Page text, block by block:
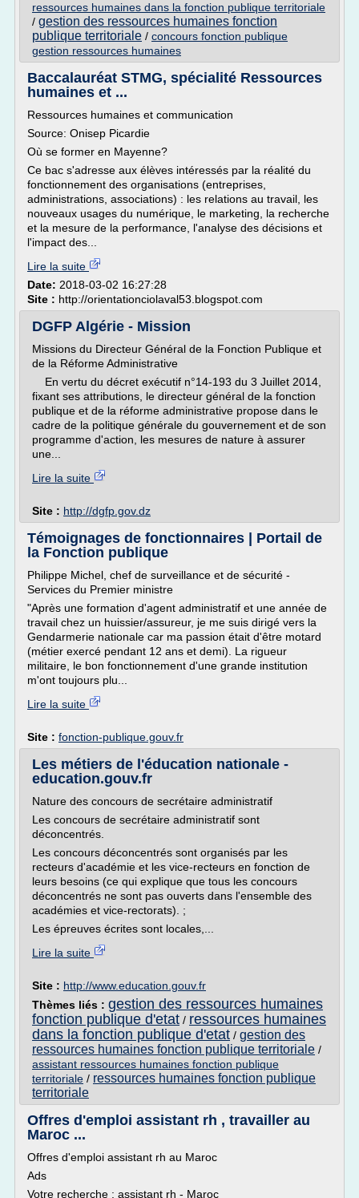
ressources humaines dans la fonction publique territoriale
/ gestion des ressources humaines fonction
publique territoriale / concours fonction publique
gestion ressources humaines
Baccalauréat STMG, spécialité Ressources
humaines et ...
Ressources humaines et communication
Source: Onisep Picardie
Où se former en Mayenne?
Ce bac s'adresse aux élèves intéressés par la réalité du
fonctionnement des organisations (entreprises,
administrations, associations) : les relations au travail, les
nouveaux usages du numérique, le marketing, la recherche
et la mesure de la performance, l'analyse des décisions et
l'impact des...
Lire la suite
Date: 2018-03-02 16:27:28
Site : http://orientationciolaval53.blogspot.com
DGFP Algérie - Mission
Missions du Directeur Général de la Fonction Publique et
de la Réforme Administrative
En vertu du décret exécutif n°14-193 du 3 Juillet 2014,
fixant ses attributions, le directeur général de la fonction
publique et de la réforme administrative propose dans le
cadre de la politique générale du gouvernement et de son
programme d'action, les mesures de nature à assurer
une...
Lire la suite
Site : http://dgfp.gov.dz
Témoignages de fonctionnaires | Portail de
la Fonction publique
Philippe Michel, chef de surveillance et de sécurité -
Services du Premier ministre
"Après une formation d'agent administratif et une année de
travail chez un huissier/assureur, je me suis dirigé vers la
Gendarmerie nationale car ma passion était d'être motard
(métier exercé pendant 12 ans et demi). La rigueur
militaire, le bon fonctionnement d'une grande institution
m'ont toujours plu...
Lire la suite
Site : fonction-publique.gouv.fr
Les métiers de l'éducation nationale -
education.gouv.fr
Nature des concours de secrétaire administratif
Les concours de secrétaire administratif sont
déconcentrés.
Les concours déconcentrés sont organisés par les
recteurs d'académie et les vice-recteurs en fonction de
leurs besoins (ce qui explique que tous les concours
déconcentrés ne sont pas ouverts dans l'ensemble des
académies et vice-rectorats). ;
Les épreuves écrites sont locales,...
Lire la suite
Site : http://www.education.gouv.fr
Thèmes liés : gestion des ressources humaines
fonction publique d'etat / ressources humaines
dans la fonction publique d'etat / gestion des
ressources humaines fonction publique territoriale /
assistant ressources humaines fonction publique
territoriale / ressources humaines fonction publique
territoriale
Offres d'emploi assistant rh , travailler au
Maroc ...
Offres d'emploi assistant rh au Maroc
Ads
Votre recherche : assistant rh - Maroc